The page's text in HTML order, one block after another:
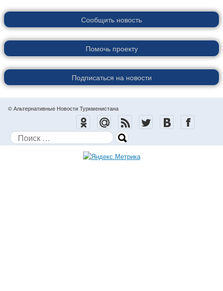
Сообщить новость
Помочь проекту
Подписаться на новости
© Альтернативные Новости Туркменистана
Поиск